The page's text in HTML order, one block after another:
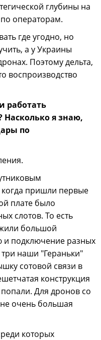
глубины на
операторам.
где угодно, но
а у Украины
Поэтому дельта,
воспроизводство
работать
я знаю,
по
пришли первые
плате было
слотов. То есть
большой
и подключение разных
наши "Гераньки"
сотовой связи в
конструкция
Для дронов со
очень большая
которых